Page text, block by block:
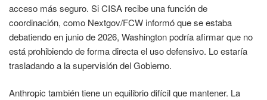
acceso más seguro. Si CISA recibe una función de
coordinación, como Nextgov/FCW informó que se estaba
debatiendo en junio de 2026, Washington podría afirmar que no
está prohibiendo de forma directa el uso defensivo. Lo estaría
trasladando a la supervisión del Gobierno.
Anthropic también tiene un equilibrio difícil que mantener. La